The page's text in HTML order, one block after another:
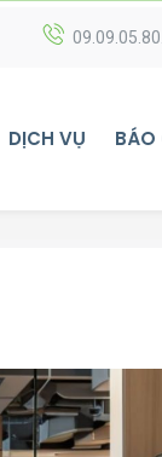
DỊCH VỤ BÁO